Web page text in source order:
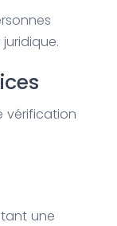
vérification
une